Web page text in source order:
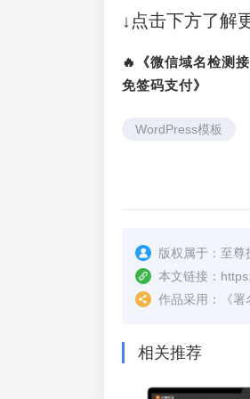
↓点击下方了解
🔥《微信域名检测
免签码支付》
WordPress模板
版权属于： 至尊
本文链接：
作品采用：
《署
相关推荐